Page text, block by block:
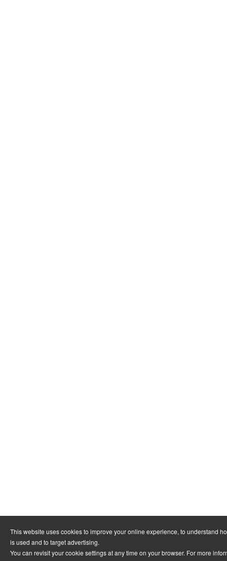
This website uses cookies to improve your online experience, to understand
is used and to target advertising.
You can revisit your cookie settings at any time on your browser. For more